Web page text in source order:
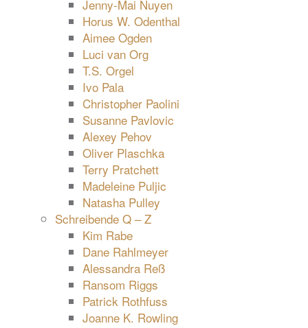
Jenny-Mai Nuyen
Horus W. Odenthal
Aimee Ogden
Luci van Org
T.S. Orgel
Ivo Pala
Christopher Paolini
Susanne Pavlovic
Alexey Pehov
Oliver Plaschka
Terry Pratchett
Madeleine Puljic
Natasha Pulley
Schreibende Q – Z
Kim Rabe
Dane Rahlmeyer
Alessandra Reß
Ransom Riggs
Patrick Rothfuss
Joanne K. Rowling